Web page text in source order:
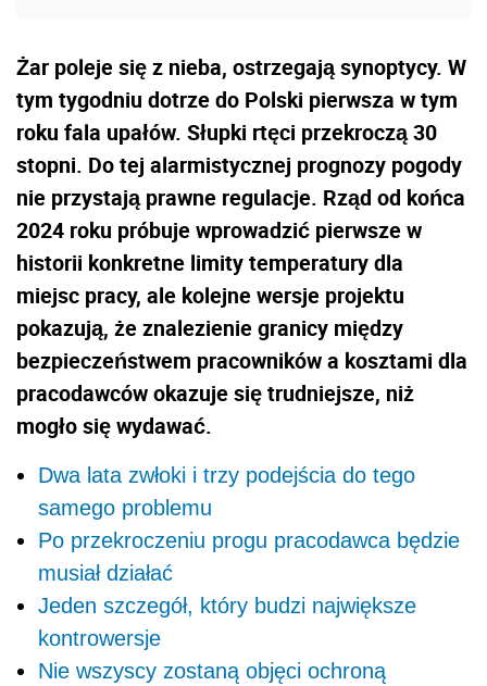
Żar poleje się z nieba, ostrzegają synoptycy. W
tym tygodniu dotrze do Polski pierwsza w tym
roku fala upałów. Słupki rtęci przekroczą 30
stopni. Do tej alarmistycznej prognozy pogody
nie przystają prawne regulacje. Rząd od końca
2024 roku próbuje wprowadzić pierwsze w
historii konkretne limity temperatury dla
miejsc pracy, ale kolejne wersje projektu
pokazują, że znalezienie granicy między
bezpieczeństwem pracowników a kosztami dla
pracodawców okazuje się trudniejsze, niż
mogło się wydawać.
Dwa lata zwłoki i trzy podejścia do tego
samego problemu
Po przekroczeniu progu pracodawca będzie
musiał działać
Jeden szczegół, który budzi największe
kontrowersje
Nie wszyscy zostaną objęci ochroną